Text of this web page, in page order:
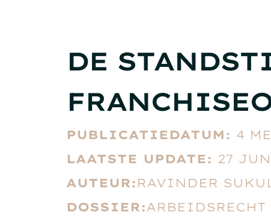
DE
PUBLICATIEDATUM: 4
LAATSTE UPDATE: 27
AUTEUR: RAVINDER
DOSSIER: